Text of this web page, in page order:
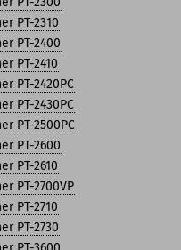
PT-2310
PT-2400
PT-2410
PT-2420PC
PT-2430PC
PT-2500PC
PT-2600
PT-2610
PT-2700VP
PT-2710
PT-2730